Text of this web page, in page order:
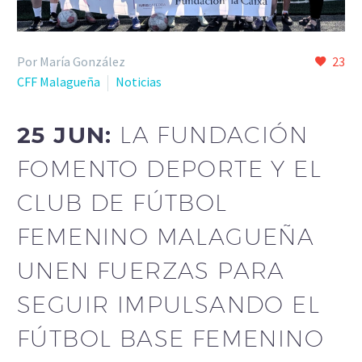
23
Por María González
CFF Malagueña
Noticias
25 JUN: LA FUNDACIÓN
FOMENTO DEPORTE Y EL
CLUB DE FÚTBOL
FEMENINO MALAGUEÑA
UNEN FUERZAS PARA
SEGUIR IMPULSANDO EL
FÚTBOL BASE FEMENINO